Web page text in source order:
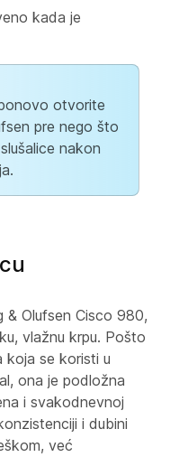
kada je
otvorite
pre nego što
nakon
& Olufsen Cisco 980,
vlažnu krpu. Pošto
koja se koristi u
ona je podložna
i svakodnevnoj
i dubini
već